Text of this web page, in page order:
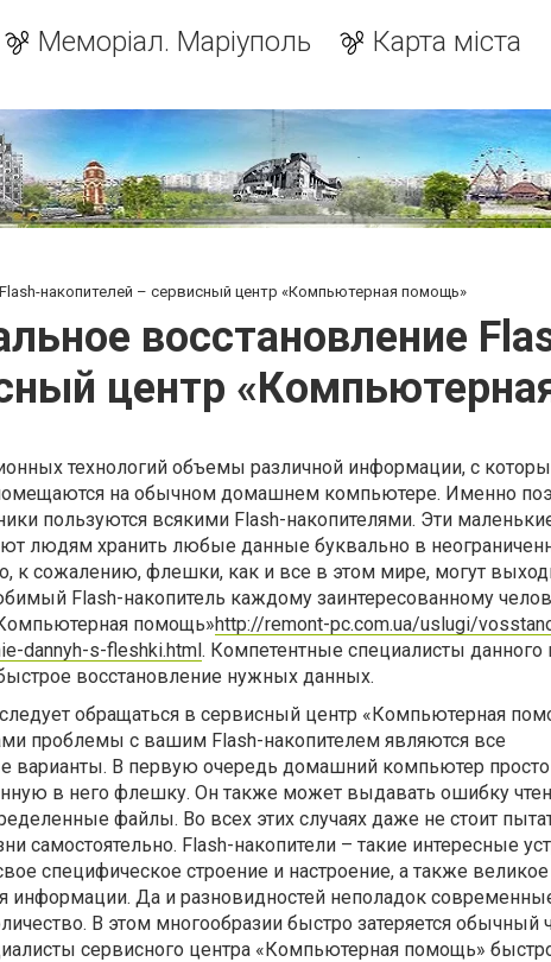
Меморіал. Маріуполь Карта міста
накопителей – сервисный центр «Компьютерная помощь»
восстановление
центр
технологий объемы различной информации, с
на обычном домашнем компьютере. Именно
пользуются всякими Flash-накопителями. Эти
людям хранить любые данные буквально в
к сожалению, флешки, как и все в этом мире, могут
Flash-накопитель каждому заинтересованному
помощь»http://remont-pc.com.ua/uslugi/
dannyh-s-fleshki.html. Компетентные специалисты данного
восстановление нужных данных.
обращаться в сервисный центр «Компьютерная
проблемы с вашим Flash-накопителем являются все
варианты. В первую очередь домашний компьютер
в него флешку. Он также может выдавать ошибку
файлы. Во всех этих случаях даже не стоит
самостоятельно. Flash-накопители – такие интересные
специфическое строение и настроение, а также
информации. Да и разновидностей неполадок
В этом многообразии быстро затеряется
сервисного центра «Компьютерная помощь»